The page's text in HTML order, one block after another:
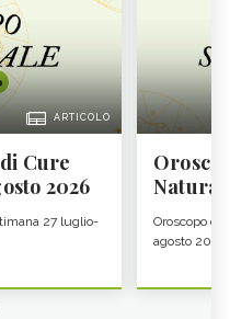
ARTICOLO
Cure
2026
27 luglio-
Oroscopo di
agosto 2026